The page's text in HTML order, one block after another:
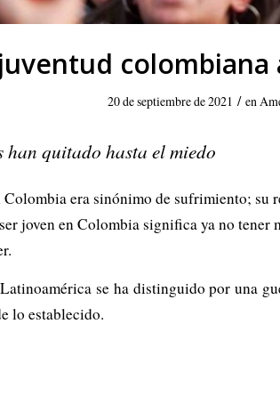
20 de septiembre de 2021 / en
quitado hasta el miedo
Colombia era sinónimo de sufrimiento;
joven en Colombia significa ya no
se ha distinguido por una
lo establecido.